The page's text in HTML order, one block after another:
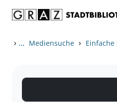
› ... Mediensuche › Einfache